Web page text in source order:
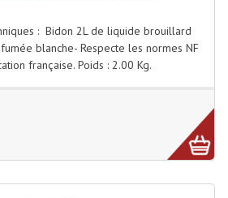
, Limiteurs , Noise Gate
Egaliseur Egaliseurs
: Bidon 2L de liquide brouillard
blanche- Respecte les normes NF
française. Poids : 2.00 Kg.